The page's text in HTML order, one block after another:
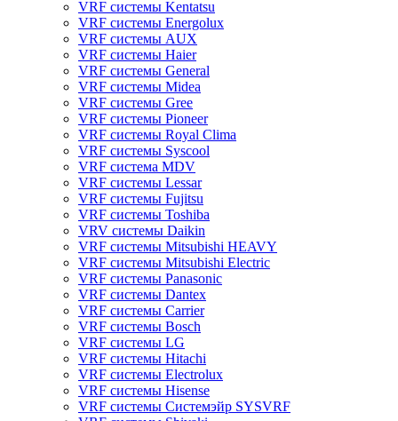
VRF системы Kentatsu
VRF системы Energolux
VRF системы AUX
VRF системы Haier
VRF системы General
VRF системы Midea
VRF системы Gree
VRF системы Pioneer
VRF системы Royal Clima
VRF системы Syscool
VRF система MDV
VRF системы Lessar
VRF системы Fujitsu
VRF системы Toshiba
VRV системы Daikin
VRF системы Mitsubishi HEAVY
VRF системы Mitsubishi Electric
VRF системы Panasonic
VRF системы Dantex
VRF системы Carrier
VRF системы Bosch
VRF системы LG
VRF системы Hitachi
VRF системы Electrolux
VRF системы Hisense
VRF системы Системэйр SYSVRF